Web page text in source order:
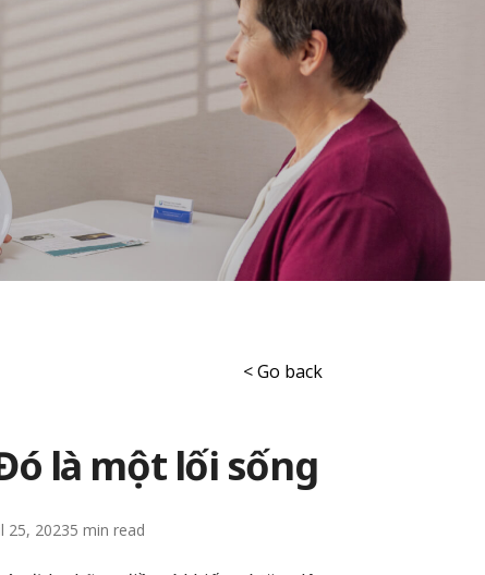
< Go back
là một lối sống
25, 20235